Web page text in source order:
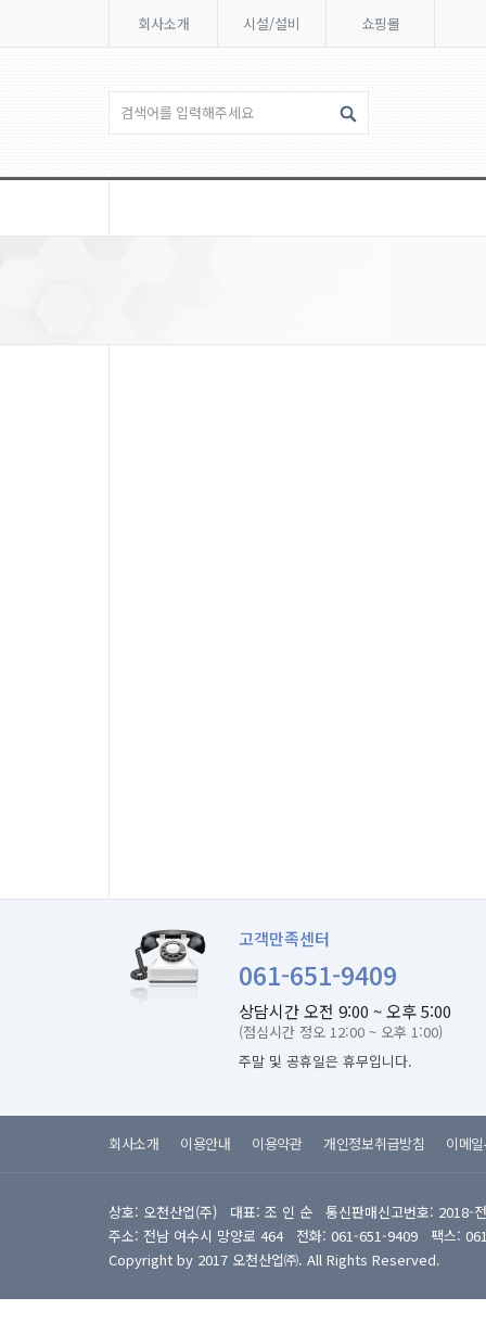
회사소개 시설/설비 쇼핑몰
고객만족센터
061-651-9409
상담시간 오전 9:00 ~ 오후 5:00
(점심시간 정오 12:00 ~ 오후 1:00)
주말 및 공휴일은 휴무입니다.
회사소개 이용안내 이용약관 개인정보취급방침 이메
상호: 오천산업(주) 대표: 조 인 순 통신판매신고번호: 2018-
주소: 전남 여수시 망양로 464 전화: 061-651-9409 팩스:
Copyright by 2017 오천산업㈜. All Rights Reserved.